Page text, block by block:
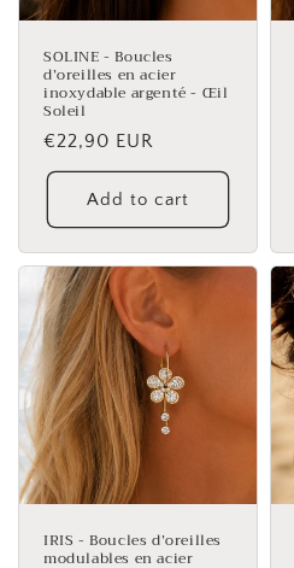
SOLINE - Boucles
d’oreilles en acier
inoxydable argenté - Œil
Soleil
Regular
price
€22,90 EUR
Add to cart
IRIS - Boucles d’oreilles
modulables en acier